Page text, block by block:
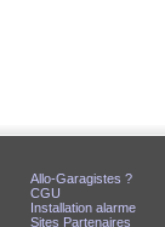
Allo-Garagistes ?
CGU
Installation alarme
Sites Partenaires